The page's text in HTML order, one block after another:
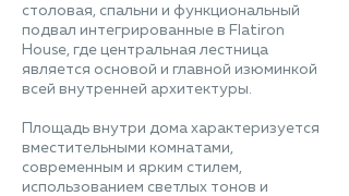
столовая, спальни и функциональный
подвал интегрированные в Flatiron
House, где центральная лестница
является основой и главной изюминкой
всей внутренней архитектуры.
Площадь внутри дома характеризуется
вместительными комнатами,
современным и ярким стилем,
использованием светлых тонов и